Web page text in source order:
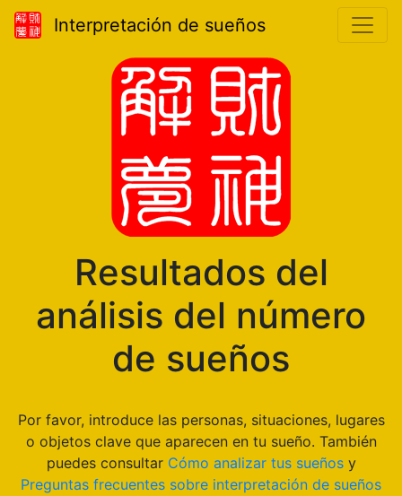
Interpretación de sueños
Resultados del
análisis del número
de sueños
Por favor, introduce las personas, situaciones, lugares
o objetos clave que aparecen en tu sueño. También
puedes consultar Cómo analizar tus sueñosy
Preguntas frecuentes sobre interpretación de sueños